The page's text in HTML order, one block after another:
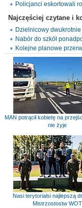
Policjanci eskortowali
Najczęściej czytane i
Dzielnicowy dwukrotnie
Nabór do szkół
Kolejne planowe
MAN potrącił kobietę na
nie żyje
Nasi terytorialsi najlepszą
Mistrzostostw WOT